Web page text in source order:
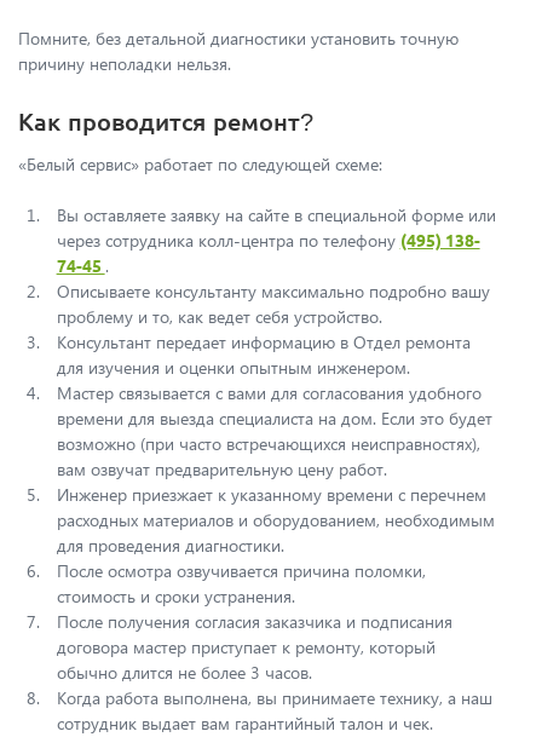
Помните, без детальной диагностики установить точную
причину неполадки нельзя.
Как проводится ремонт?
«Белый сервис» работает по следующей схеме:
Вы оставляете заявку на сайте в специальной форме или
через сотрудника колл-центра по телефону (495) 138-
74-45 .
Описываете консультанту максимально подробно вашу
проблему и то, как ведет себя устройство.
Консультант передает информацию в Отдел ремонта
для изучения и оценки опытным инженером.
Мастер связывается с вами для согласования удобного
времени для выезда специалиста на дом. Если это будет
возможно (при часто встречающихся неисправностях),
вам озвучат предварительную цену работ.
Инженер приезжает к указанному времени с перечнем
расходных материалов и оборудованием, необходимым
для проведения диагностики.
После осмотра озвучивается причина поломки,
стоимость и сроки устранения.
После получения согласия заказчика и подписания
договора мастер приступает к ремонту, который
обычно длится не более 3 часов.
Когда работа выполнена, вы принимаете технику, а наш
сотрудник выдает вам гарантийный талон и чек.